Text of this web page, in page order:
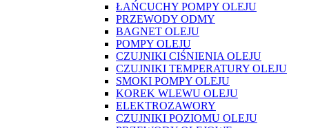
ŁAŃCUCHY POMPY OLEJU
PRZEWODY ODMY
BAGNET OLEJU
POMPY OLEJU
CZUJNIKI CIŚNIENIA OLEJU
CZUJNIKI TEMPERATURY OLEJU
SMOKI POMPY OLEJU
KOREK WLEWU OLEJU
ELEKTROZAWORY
CZUJNIKI POZIOMU OLEJU